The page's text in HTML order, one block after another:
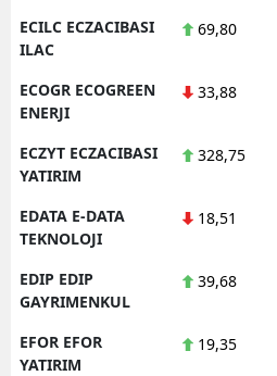
ECILC ECZACIBASI
ILAC
69,80
ECOGR ECOGREEN
ENERJI
33,88
ECZYT ECZACIBASI
YATIRIM
328,75
EDATA E-DATA
TEKNOLOJI
18,51
EDIP EDIP
GAYRIMENKUL
39,68
EFOR EFOR
YATIRIM
19,35